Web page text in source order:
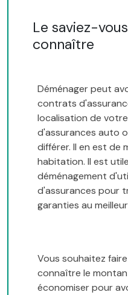
Le saviez-
connaître
Déménager peut
contrats
localisation de
d'assurances auto
différer. Il en est de
habitation. Il est
déménagement
d'assurances pour
garanties au
Vous souhaitez
connaître le
économiser pour